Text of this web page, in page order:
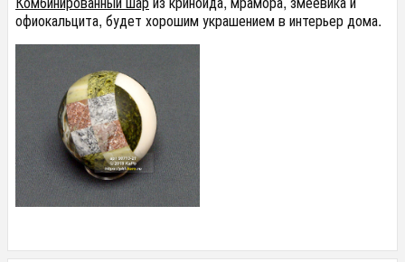
офиокальцита, будет хорошим украшением в интерьер дома.